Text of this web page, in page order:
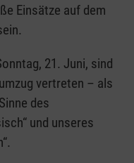
Einsätze auf dem
21. Juni, sind
vertreten – als
des
und unseres